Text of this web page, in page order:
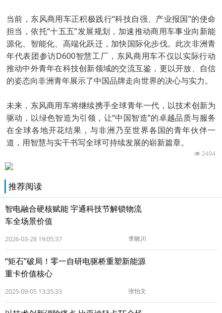
当前，东风商用车正积极践行“科技自强、产业报国”的使命
担当，依托“十五五”发展规划，加速推动商用车事业向新能
源化、智能化、高端化跃迁，加快国际化步伐。此次非洲青
年代表团参访D600智慧工厂，东风商用车不仅以实际行动
推动中外青年在科技创新领域的交流互鉴，更以开放、自信
的姿态向非洲青年展示了中国品牌走向世界的决心与实力。
未来，东风商用车将继续携手全球青年一代，以技术创新为
驱动，以绿色智造为引领，让“中国智造”的卓越品质与服务
在全球各地开花结果，与非洲乃至世界各国的青年伙伴一
道，用智慧与实干书写全球可持续发展的崭新篇章。
2494
推荐阅读
智电融合硬核赋能 宇通科技节解锁物流
车全场景价值
2026-03-28 19:05:37 李晓川
“矩石”破局！零一自研电驱桥重塑新能源
重卡价值核心
2025-09-05 13:35:33 张怡文